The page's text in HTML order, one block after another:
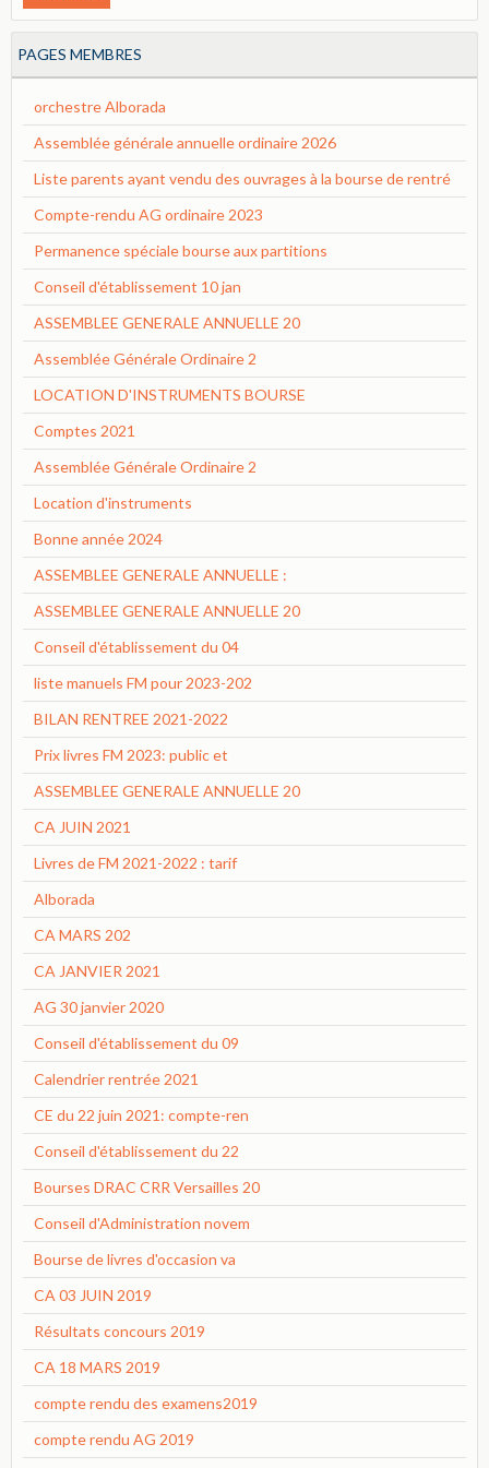
PAGES MEMBRES
orchestre Alborada
Assemblée générale annuelle ordinaire 2026
Liste parents ayant vendu des ouvrages à la bourse de rentré
Compte-rendu AG ordinaire 2023
Permanence spéciale bourse aux partitions
Conseil d'établissement 10 jan
ASSEMBLEE GENERALE ANNUELLE 20
Assemblée Générale Ordinaire 2
LOCATION D'INSTRUMENTS BOURSE
Comptes 2021
Assemblée Générale Ordinaire 2
Location d'instruments
Bonne année 2024
ASSEMBLEE GENERALE ANNUELLE :
ASSEMBLEE GENERALE ANNUELLE 20
Conseil d'établissement du 04
liste manuels FM pour 2023-202
BILAN RENTREE 2021-2022
Prix livres FM 2023: public et
ASSEMBLEE GENERALE ANNUELLE 20
CA JUIN 2021
Livres de FM 2021-2022 : tarif
Alborada
CA MARS 202
CA JANVIER 2021
AG 30 janvier 2020
Conseil d'établissement du 09
Calendrier rentrée 2021
CE du 22 juin 2021: compte-ren
Conseil d'établissement du 22
Bourses DRAC CRR Versailles 20
Conseil d'Administration novem
Bourse de livres d'occasion va
CA 03 JUIN 2019
Résultats concours 2019
CA 18 MARS 2019
compte rendu des examens2019
compte rendu AG 2019